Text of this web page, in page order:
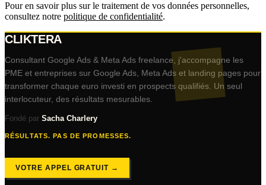
Pour en savoir plus sur le traitement de vos données personnelles,
consultez notre politique de confidentialité.
CLIKTERA
Consultant Google Ads & Meta Ads freelance, j'accompagne les
PME et entreprises sur Google Ads, Meta Ads et landing pages pour
transformer chaque euro investi en prospects qualifiés. Un seul
interlocuteur, des résultats mesurables.
Fondé par Sacha Charlery
RÉSULTATS. PAS DE PROMESSES.
VOTRE APPEL GRATUIT →